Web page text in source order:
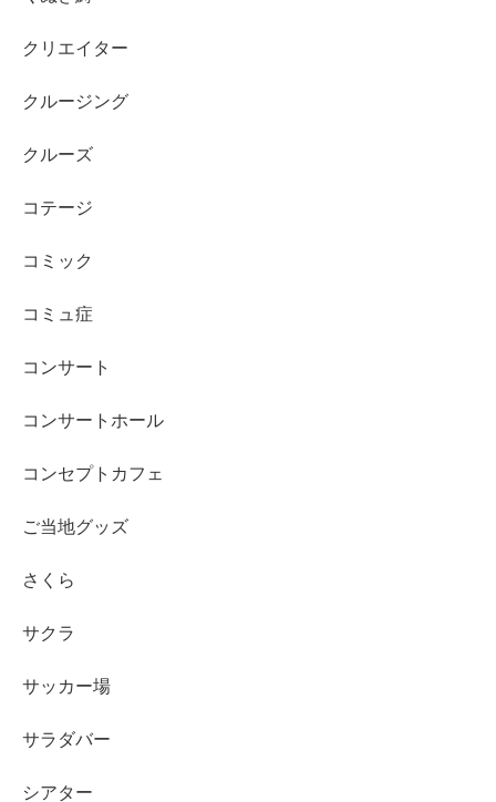
クリエイター
クルージング
クルーズ
コテージ
コミック
コミュ症
コンサート
コンサートホール
コンセプトカフェ
ご当地グッズ
さくら
サクラ
サッカー場
サラダバー
シアター